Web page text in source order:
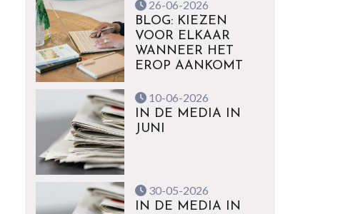
26-06-2026
BLOG: KIEZEN
VOOR ELKAAR
WANNEER HET
EROP AANKOMT
10-06-2026
IN DE MEDIA IN
JUNI
30-05-2026
IN DE MEDIA IN